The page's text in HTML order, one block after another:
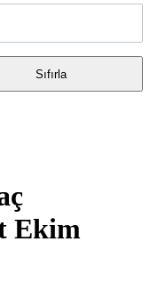
Ekim